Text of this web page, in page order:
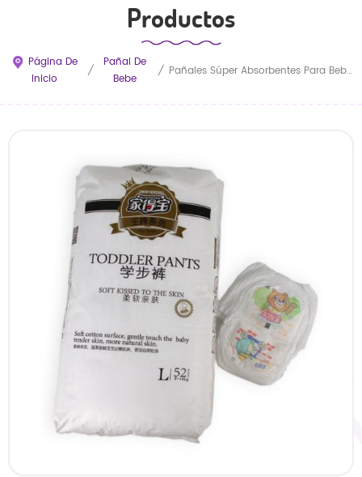
Productos
Página De
Inicio
/
Pañal De
Bebe
/ Pañales Súper Absorbentes Para Bebés, Venta Directa De Fábrica, Baratos, Al Por Mayor, Disponibles.